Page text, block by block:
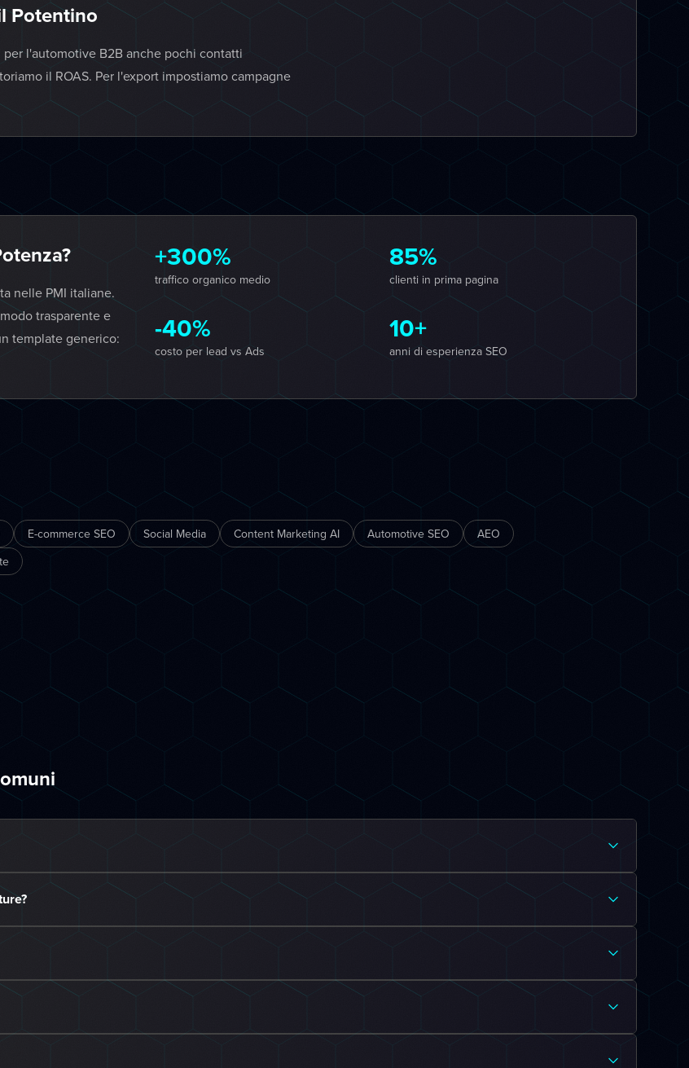
Potentino
l'automotive B2B anche pochi contatti
il ROAS. Per l'export impostiamo campagne
nelle PMI italiane.
trasparente e
template generico:
+300%
traffico organico medio
85%
clienti in prima pagina
-40%
costo per lead vs Ads
10+
anni di esperienza SEO
E-commerce SEO Social Media Content Marketing AI Automotive SEO
AEO